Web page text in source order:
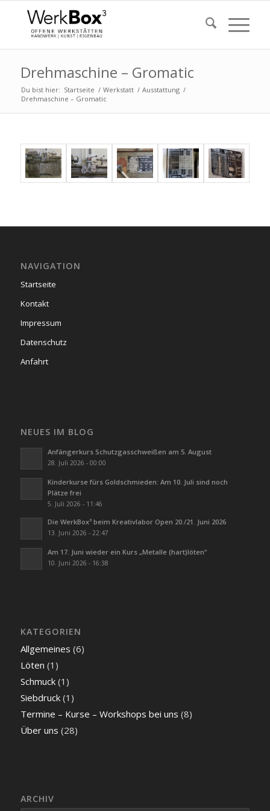
Drehmaschine – Gromatic
Du bist hier: Startseite / Werkstatt / Ausstattung /
Drehmaschine – Gromatic
NAVIGATION
Startseite
Kontakt
Impressum
Datenschutz
Anfahrt
NEUES IM BLOG
Anfängerkurs Schutzgasschweißen am 5. August
28. Juli 2026 - 00:00
Kinderkurse fürs Goldschmieden: Am 10. Juli sind noch
Plätze frei
5. Juli 2026 - 11:46
Die WerkBox³ beim Kreativlabor Open 20./21. Juni 2026
13. Juni 2026 - 22:47
Am 17. Juni wieder ein Kurs „Metalle (hart)löten“
10. Juni 2026 - 16:38
KATEGORIEN
Allgemeines (6)
Löten (1)
Schmuck(1)
Siebdruck(1)
Termine – Kurse – Workshops bei uns (8)
Über uns (28)
ARCHIV